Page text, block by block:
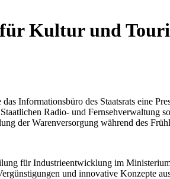
Kultur und
Informationsbüro des Staatsrats eine
Radio- und Fernsehverwaltung
der Warenversorgung während des
für Industrieentwicklung im
und innovative Konzepte